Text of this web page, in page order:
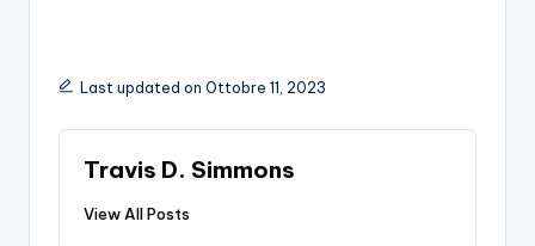
Last updated on Ottobre 11, 2023
Travis D. Simmons
View All Posts